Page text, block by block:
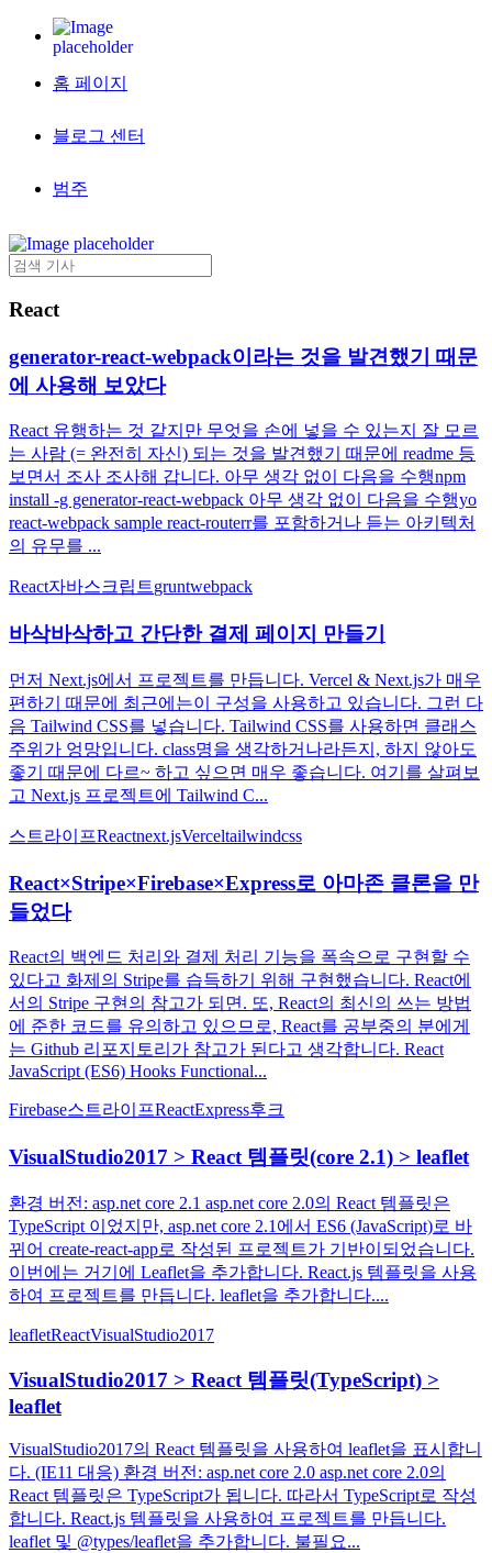
홈 페이지
블로그 센터
범주
React
generator-react-webpack이라는 것을 발견했기 때문
에 사용해 보았다
React 유행하는 것 같지만 무엇을 손에 넣을 수 있는지 잘 모르
는 사람 (= 완전히 자신) 되는 것을 발견했기 때문에 readme 등
보면서 조사 조사해 갑니다. 아무 생각 없이 다음을 수행npm
install -g generator-react-webpack 아무 생각 없이 다음을 수행yo
react-webpack sample react-routerr를 포함하거나 듣는 아키텍처
의 유무를 ...
React자바스크립트gruntwebpack
바삭바삭하고 간단한 결제 페이지 만들기
먼저 Next.js에서 프로젝트를 만듭니다. Vercel & Next.js가 매우
편하기 때문에 최근에는이 구성을 사용하고 있습니다. 그런 다
음 Tailwind CSS를 넣습니다. Tailwind CSS를 사용하면 클래스
주위가 엉망입니다. class명을 생각하거나라든지, 하지 않아도
좋기 때문에 다르~ 하고 싶으면 매우 좋습니다. 여기를 살펴보
고 Next.js 프로젝트에 Tailwind C...
스트라이프Reactnext.jsVerceltailwindcss
React×Stripe×Firebase×Express로 아마존 클론을 만
들었다
React의 백엔드 처리와 결제 처리 기능을 폭속으로 구현할 수
있다고 화제의 Stripe를 습득하기 위해 구현했습니다. React에
서의 Stripe 구현의 참고가 되면. 또, React의 최신의 쓰는 방법
에 준한 코드를 유의하고 있으므로, React를 공부중의 분에게
는 Github 리포지토리가 참고가 된다고 생각합니다. React
JavaScript (ES6) Hooks Functional...
Firebase스트라이프ReactExpress후크
VisualStudio2017 > React 템플릿(core 2.1) > leaflet
환경 버전: asp.net core 2.1 asp.net core 2.0의 React 템플릿은
TypeScript 이었지만, asp.net core 2.1에서 ES6 (JavaScript)로 바
뀌어 create-react-app로 작성된 프로젝트가 기반이되었습니다.
이번에는 거기에 Leaflet을 추가합니다. React.js 템플릿을 사용
하여 프로젝트를 만듭니다. leaflet을 추가합니다....
leafletReactVisualStudio2017
VisualStudio2017 > React 템플릿(TypeScript) >
leaflet
VisualStudio2017의 React 템플릿을 사용하여 leaflet을 표시합니
다. (IE11 대응) 환경 버전: asp.net core 2.0 asp.net core 2.0의
React 템플릿은 TypeScript가 됩니다. 따라서 TypeScript로 작성
합니다. React.js 템플릿을 사용하여 프로젝트를 만듭니다.
leaflet 및 @types/leaflet을 추가합니다. 불필요...